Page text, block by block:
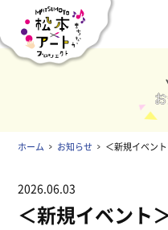
ホーム お知らせ ＜新規イベン
2026.06.03
＜新規イベント